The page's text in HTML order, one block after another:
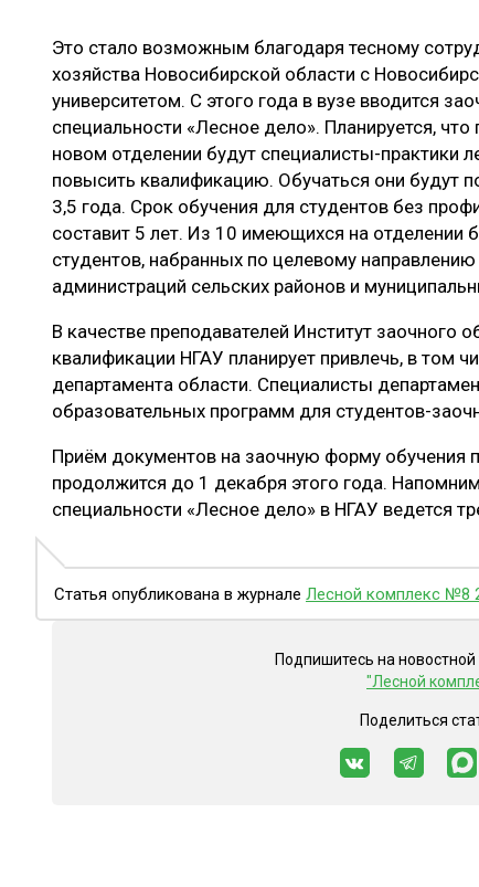
ЛОГИСТИКА
ПРОИЗВОДСТВО ДРЕВЕСНЫХ ПЛИТ
ЦБП
ЭКСПЕРТНОЕ МНЕНИЕ
Это стало возможным благодаря тесному
хозяйства Новосибирской области с
университетом. С этого года в вузе вводится
специальности «Лесное дело». Планируется,
новом отделении будут специалисты-практики
повысить квалификацию. Обучаться они будут
3,5 года. Срок обучения для студентов без
составит 5 лет. Из 10 имеющихся на
студентов, набранных по целевому
администраций сельских районов и
В качестве преподавателей Институт заочного
квалификации НГАУ планирует привлечь, в том
департамента области. Специалисты
образовательных программ для студентов-
Приём документов на заочную форму обучения
продолжится до 1 декабря этого года.
специальности «Лесное дело» в НГАУ ведется
Статья опубликована в журнале Лесной комплекс №8
Подпишитесь на
"Лесной
Поделиться